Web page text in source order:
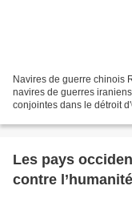
Navires de guerre chinois
navires de guerres
conjointes dans le détroit
Les pays
contre